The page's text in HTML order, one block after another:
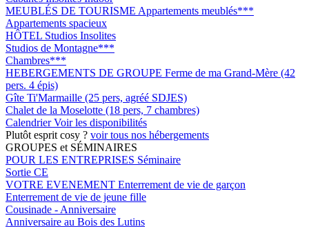
MEUBLÉS DE TOURISME Appartements meublés***
Appartements spacieux
HÔTEL Studios Insolites
Studios de Montagne***
Chambres***
HEBERGEMENTS DE GROUPE Ferme de ma Grand-Mère (42
pers. 4 épis)
Gîte Ti'Marmaille (25 pers, agréé SDJES)
Chalet de la Moselotte (18 pers, 7 chambres)
CalendrierVoir les disponibilités
Plutôt esprit cosy ? voir tous nos hébergements
GROUPES et SÉMINAIRES
POUR LES ENTREPRISES Séminaire
Sortie CE
VOTRE EVENEMENT Enterrement de vie de garçon
Enterrement de vie de jeune fille
Cousinade - Anniversaire
Anniversaire au Bois des Lutins